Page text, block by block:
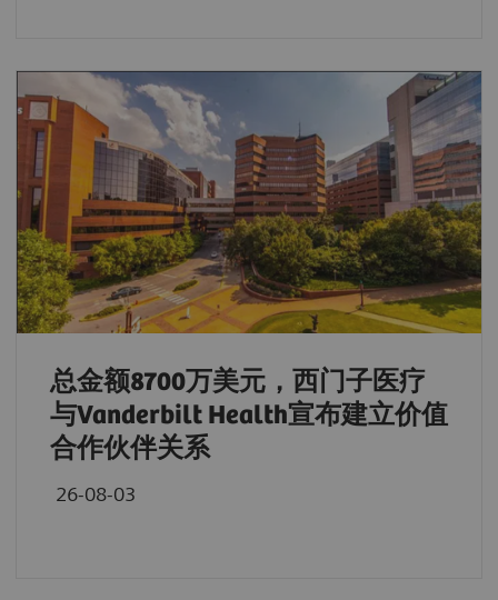
总金额8700万美元，西门子医疗
与Vanderbilt Health宣布建立价值
合作伙伴关系
26-08-03